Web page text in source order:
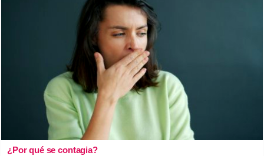
¿Por qué se contagia?